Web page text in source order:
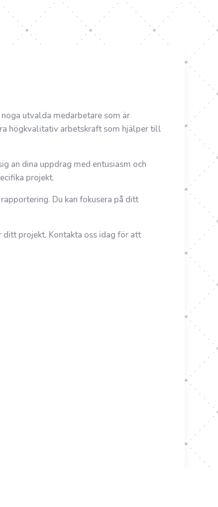
utvalda medarbetare som är
högkvalitativ arbetskraft som hjälper till
an dina uppdrag med entusiasm och
projekt.
Du kan fokusera på ditt
projekt. Kontakta oss idag för att